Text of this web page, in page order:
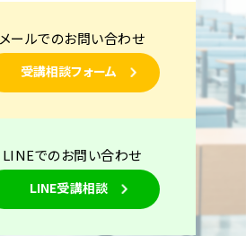
メールでのお問い合わせ
受講相談フォーム
LINEでのお問い合わせ
LINE受講相談